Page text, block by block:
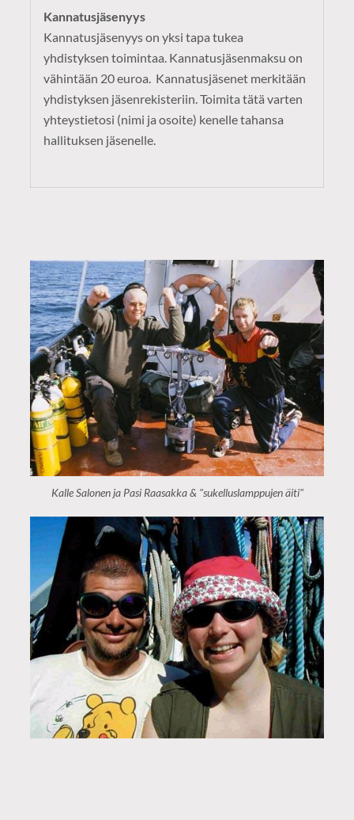
Kannatusjäsenyys
Kannatusjäsenyys on yksi tapa tukea
yhdistyksen toimintaa. Kannatusjäsenmaksu on
vähintään 20 euroa. Kannatusjäsenet merkitään
yhdistyksen jäsenrekisteriin. Toimita tätä varten
yhteystietosi (nimi ja osoite) kenelle tahansa
hallituksen jäsenelle.
Kalle Salonen ja Pasi Raasakka & "sukelluslamppujen äiti"